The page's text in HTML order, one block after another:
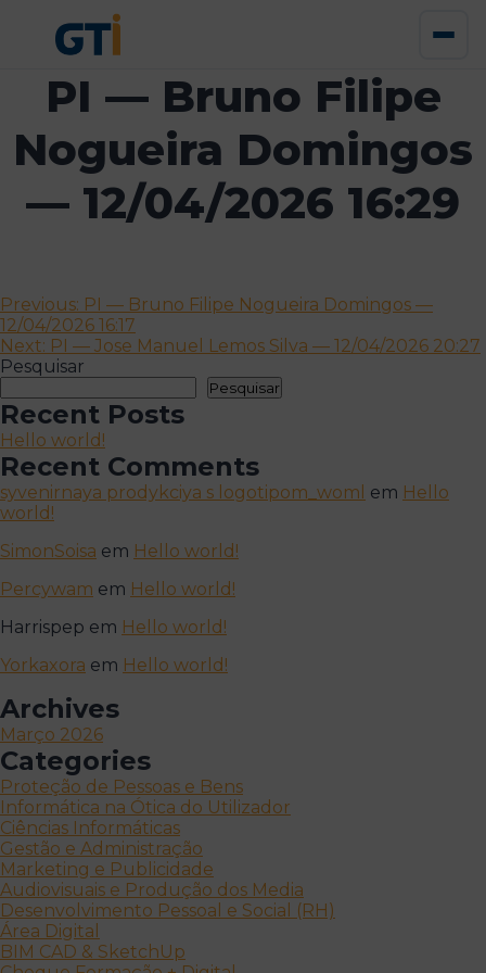
PI — Bruno Filipe
Nogueira Domingos
— 12/04/2026 16:29
Navegação
de
artigos
Previous: PI — Bruno Filipe Nogueira Domingos —
12/04/2026 16:17
Next: PI — Jose Manuel Lemos Silva — 12/04/2026 20:27
Pesquisar
Pesquisar
Recent Posts
Hello world!
Recent Comments
syvenirnaya prodykciya s logotipom_woml em Hello
world!
SimonSoisa em Hello world!
Percywam em Hello world!
Harrispep em Hello world!
Yorkaxora em Hello world!
Archives
Março 2026
Categories
Proteção de Pessoas e Bens
Informática na Ótica do Utilizador
Ciências Informáticas
Gestão e Administração
Marketing e Publicidade
Audiovisuais e Produção dos Media
Desenvolvimento Pessoal e Social (RH)
Área Digital
BIM CAD & SketchUp